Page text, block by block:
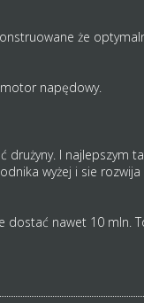
że
napędowy.
I najlepszym
wyżej i sie
nawet 10 mln.